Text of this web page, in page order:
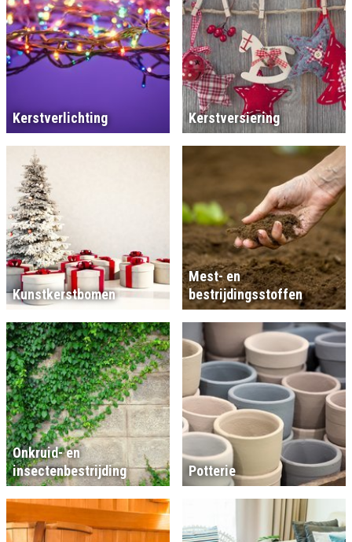
Kerstverlichting Kerstversiering
Kunstkerstbomen
Mest- en
bestrijdingsstoffen
Onkruid- en
insectenbestrijding
Potterie